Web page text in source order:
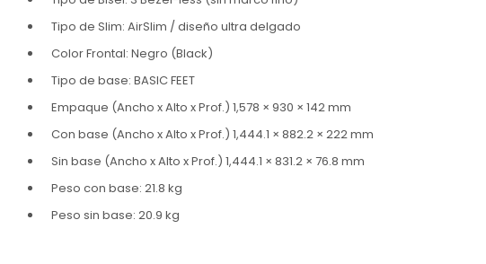
Tipo de Slim: AirSlim / diseño ultra delgado
Color Frontal: Negro (Black)
Tipo de base: BASIC FEET
Empaque (Ancho x Alto x Prof.) 1,578 × 930 × 142 mm
Con base (Ancho x Alto x Prof.) 1,444.1 × 882.2 × 222 mm
Sin base (Ancho x Alto x Prof.) 1,444.1 × 831.2 × 76.8 mm
Peso con base: 21.8 kg
Peso sin base: 20.9 kg